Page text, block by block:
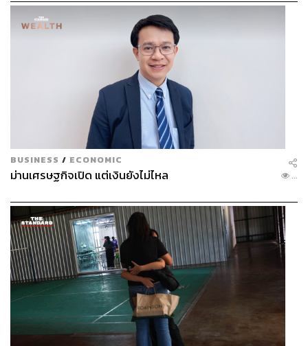
BUSINESS / ECONOMIC
ม่านเศรษฐกิจเปิด แต่เงินยังไม่ไหล ...